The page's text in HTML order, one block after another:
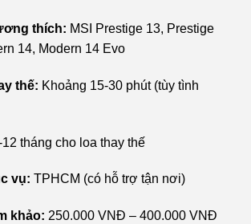
thích: MSI Prestige 13, Prestige
14, Modern 14 Evo
thế: Khoảng 15-30 phút (tùy tình
12 tháng cho loa thay thế
vụ: TPHCM (có hỗ trợ tận nơi)
khảo: 250.000 VNĐ – 400.000 VNĐ